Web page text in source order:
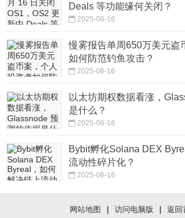
Deals 等功能缘何关闭？
2025-06-16
慢雾报告单周650万美元盗
如何防范钓鱼攻击？
2025-06-16
以太坊期权数据看涨，
是什么？
2025-06-16
Bybit孵化Solana DEX
流动性碎片化？
2025-06-16
网站地图 | 访问电脑版 | 返回